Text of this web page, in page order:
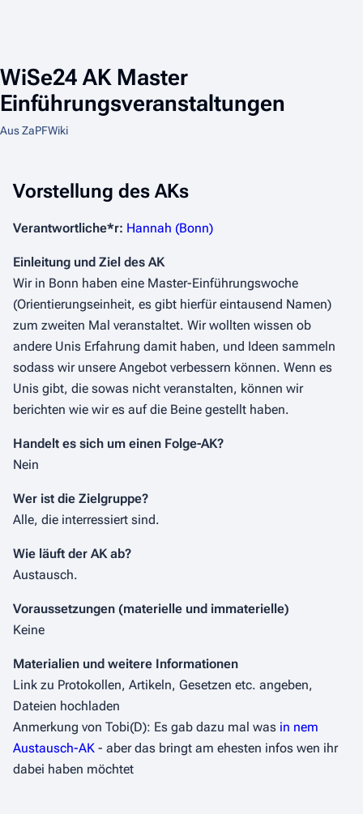
WiSe24 AK Master
Einführungsveranstaltungen
Aus ZaPFWiki
Vorstellung des AKs
Verantwortliche*r: Hannah (Bonn)
Einleitung und Ziel des AK
Wir in Bonn haben eine Master-Einführungswoche
(Orientierungseinheit, es gibt hierfür eintausend Namen)
zum zweiten Mal veranstaltet. Wir wollten wissen ob
andere Unis Erfahrung damit haben, und Ideen sammeln
sodass wir unsere Angebot verbessern können. Wenn es
Unis gibt, die sowas nicht veranstalten, können wir
berichten wie wir es auf die Beine gestellt haben.
Handelt es sich um einen Folge-AK?
Nein
Wer ist die Zielgruppe?
Alle, die interressiert sind.
Wie läuft der AK ab?
Austausch.
Voraussetzungen (materielle und immaterielle)
Keine
Materialien und weitere Informationen
Link zu Protokollen, Artikeln, Gesetzen etc. angeben,
Dateien hochladen
Anmerkung von Tobi(D): Es gab dazu mal was in nem
Austausch-AK - aber das bringt am ehesten infos wen ihr
dabei haben möchtet